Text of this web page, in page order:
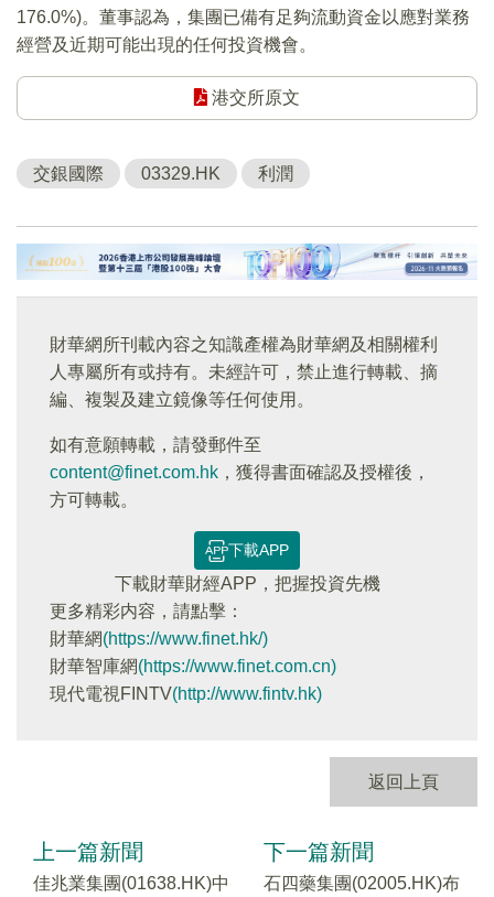
176.0%)。董事認為，集團已備有足夠流動資金以應對業務
經營及近期可能出現的任何投資機會。
港交所原文
交銀國際 03329.HK 利潤
財華網所刊載內容之知識產權為財華網及相關權利
人專屬所有或持有。未經許可，禁止進行轉載、摘
編、複製及建立鏡像等任何使用。
如有意願轉載，請發郵件至
content@finet.com.hk ，獲得書面確認及授權後，
方可轉載。
下載APP
下載財華財經APP，把握投資先機
更多精彩内容，請點擊：
財華網(https://www.finet.hk/)
財華智庫網(https://www.finet.com.cn)
現代電視FINTV(http://www.fintv.hk)
返回上頁
上一篇新聞
佳兆業集團(01638.HK)中
下一篇新聞
石四藥集團(02005.HK)布